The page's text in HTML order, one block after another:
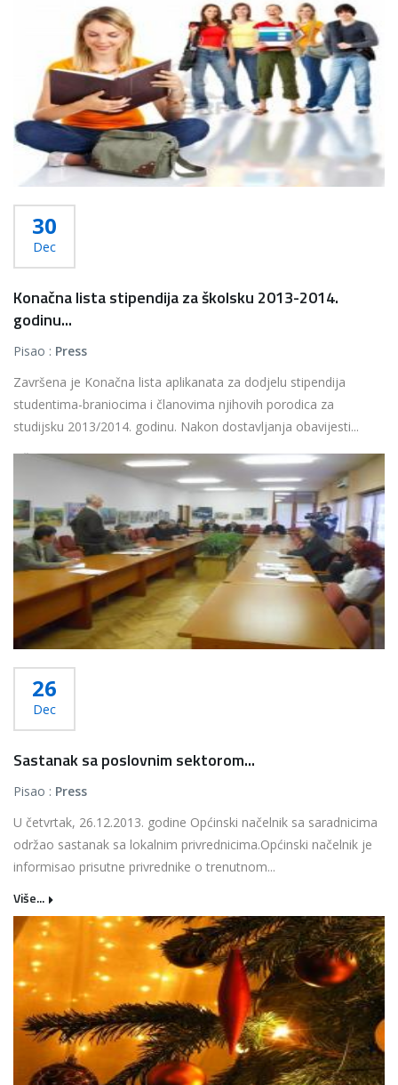
30
Dec
Konačna lista stipendija za školsku 2013-2014.
godinu...
Pisao : Press
Završena je Konačna lista aplikanata za dodjelu stipendija
studentima-braniocima i članovima njihovih porodica za
studijsku 2013/2014. godinu. Nakon dostavljanja obavijesti...
Više...
26
Dec
Sastanak sa poslovnim sektorom...
Pisao : Press
U četvrtak, 26.12.2013. godine Općinski načelnik sa saradnicima
održao sastanak sa lokalnim privrednicima.Općinski načelnik je
informisao prisutne privrednike o trenutnom...
Više...